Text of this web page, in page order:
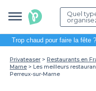
Quel
Trop chaud pour faire la fête ?
Privateaser Restaurants en
Marne
Les meilleurs
Perreux-sur-Marne